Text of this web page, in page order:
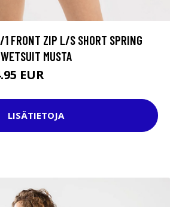
FRONT ZIP L/S SHORT SPRING
WETSUIT MUSTA
EUR
LISÄTIETOJA